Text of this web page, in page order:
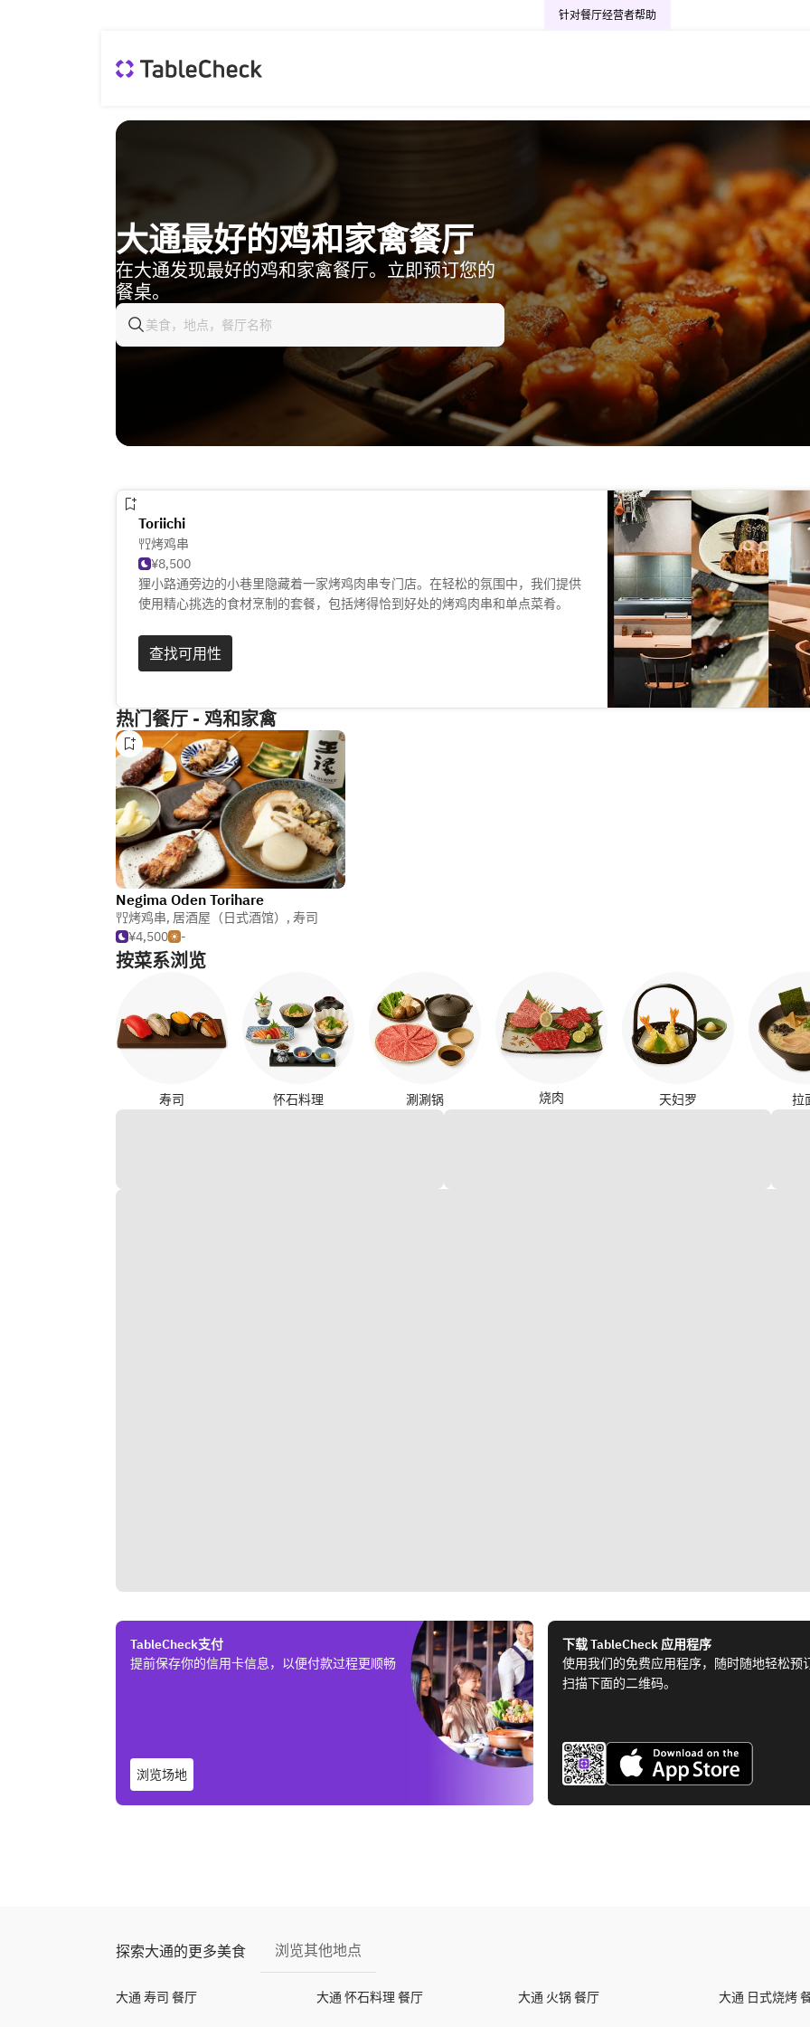
针对餐厅经营者帮助
大通最好的鸡和家禽餐厅
在大通发现最好的鸡和家禽餐厅。立即预订您的
餐桌。
Toriichi
烤鸡串
¥8,500
狸小路通旁边的小巷里隐藏着一家烤鸡肉串专门店。在轻松的氛围中，我们提供
使用精心挑选的食材烹制的套餐，包括烤得恰到好处的烤鸡肉串和单点菜肴。
查找可用性
热门餐厅 - 鸡和家禽
Negima Oden Torihare
烤鸡串, 居酒屋（日式酒馆） , 寿司
¥4,500
-
按菜系浏览
寿司 怀石料理 涮涮锅 烧肉 天妇罗 拉
TableCheck支付
提前保存你的信用卡信息，以便付款过程更顺畅
浏览场地
下载 TableCheck 应用程序
使用我们的免费应用程序，随时随地轻松预
扫描下面的二维码。
探索大通的更多美食 浏览其他地点
大通 寿司 餐厅 大通 怀石料理 餐厅 大通 火锅 餐厅 大通 日式烧烤